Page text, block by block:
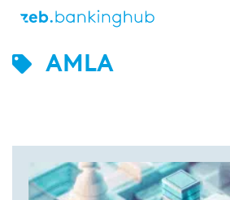
AMLA